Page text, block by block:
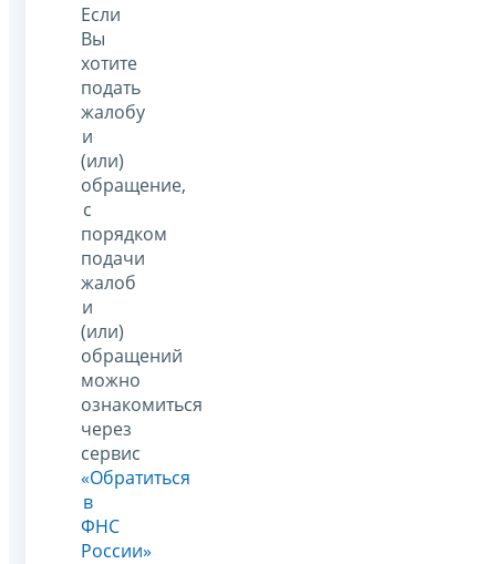
Если
Вы
хотите
подать
жалобу
и
(или)
обращение,
с
порядком
подачи
жалоб
и
(или)
обращений
можно
ознакомиться
через
сервис
«Обратиться
в
ФНС
России»